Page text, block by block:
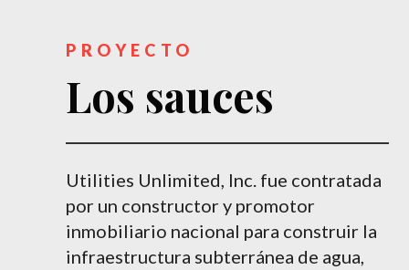
PROYECTO
Los sauces
Utilities Unlimited, Inc. fue contratada
por un constructor y promotor
inmobiliario nacional para construir la
infraestructura subterránea de agua,